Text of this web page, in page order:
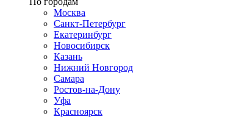
Москва
Санкт-Петербург
Екатеринбург
Новосибирск
Казань
Нижний Новгород
Самара
Ростов-на-Дону
Уфа
Красноярск